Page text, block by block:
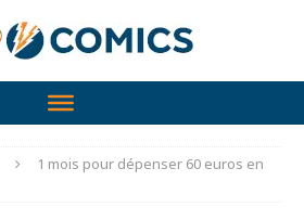
1 mois pour dépenser 60 euros en